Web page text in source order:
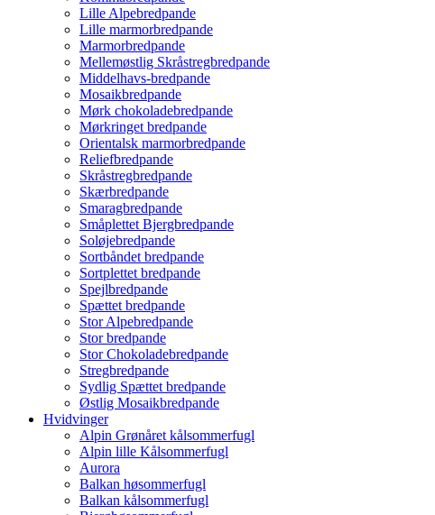
Lille Alpebredpande
Lille marmorbredpande
Marmorbredpande
Mellemøstlig Skråstregbredpande
Middelhavs-bredpande
Mosaikbredpande
Mørk chokoladebredpande
Mørkringet bredpande
Orientalsk marmorbredpande
Reliefbredpande
Skråstregbredpande
Skærbredpande
Smaragbredpande
Småplettet Bjergbredpande
Soløjebredpande
Sortbåndet bredpande
Sortplettet bredpande
Spejlbredpande
Spættet bredpande
Stor Alpebredpande
Stor bredpande
Stor Chokoladebredpande
Stregbredpande
Sydlig Spættet bredpande
Østlig Mosaikbredpande
Hvidvinger
Alpin Grønåret kålsommerfugl
Alpin lille Kålsommerfugl
Aurora
Balkan høsommerfugl
Balkan kålsommerfugl